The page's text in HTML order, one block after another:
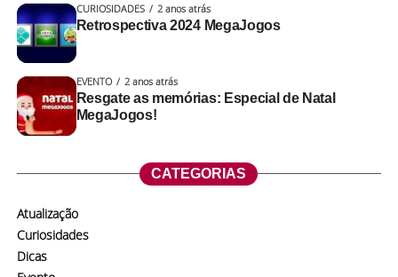
CURIOSIDADES 2 anos atrás
Retrospectiva 2024 MegaJogos
EVENTO 2 anos atrás
Resgate as memórias: Especial de Natal
MegaJogos!
CATEGORIAS
Atualização
Curiosidades
Dicas